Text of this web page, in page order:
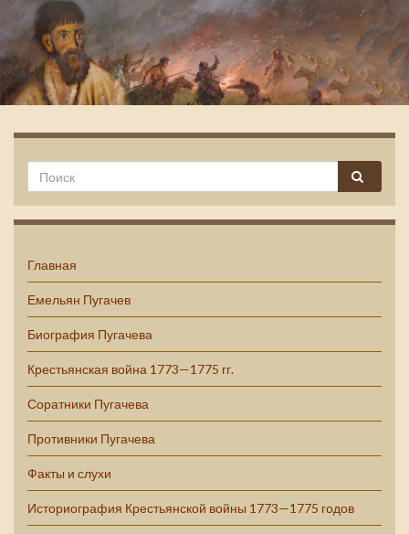
Емельян Пугачев
Главная
Емельян Пугачев
Биография Пугачева
Крестьянская война 1773—1775 гг.
Соратники Пугачева
Противники Пугачева
Факты и слухи
Историография Крестьянской войны 1773—1775 годов